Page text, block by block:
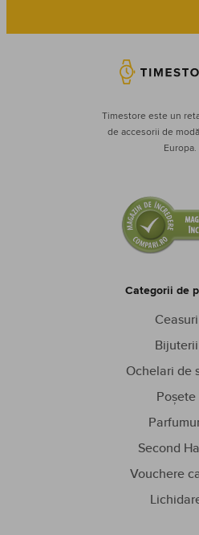
Timestore este un
de accesorii de
Europa.
Categorii de
Ceasuri
Bijuterii
Ochelari de
Poșete
Second
Vouchere